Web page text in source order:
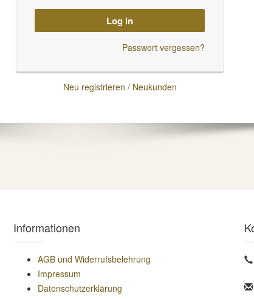
Log in
Passwort vergessen?
Neu registrieren / Neukunden
Informationen
AGB und Widerrufsbelehrung
Impressum
Datenschutzerklärung